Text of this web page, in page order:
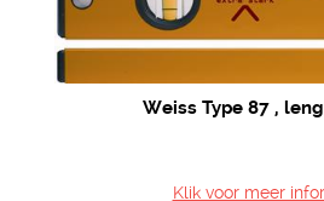
Weiss Type 87 ,
Klik voor meer